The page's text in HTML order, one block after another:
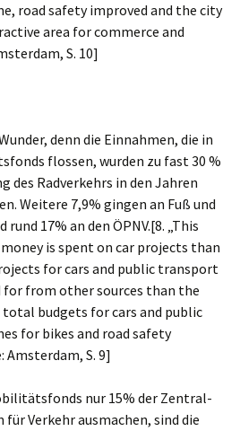
road safety improved and the city
area for commerce and
S. 10]
denn die Einnahmen, die in
flossen, wurden zu fast 30 %
des Radverkehrs in den Jahren
Weitere 7,9% gingen an Fuß und
17% an den ÖPNV.[8. „This
is spent on car projects than
for cars and public transport
for from other sources than the
budgets for cars and public
for bikes and road safety
Amsterdam, S. 9]
nur 15% der Zentral-
Verkehr ausmachen, sind die